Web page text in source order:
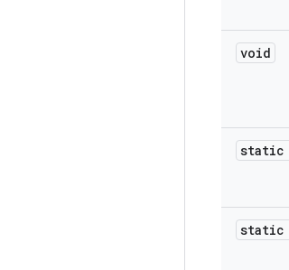
void
static
static